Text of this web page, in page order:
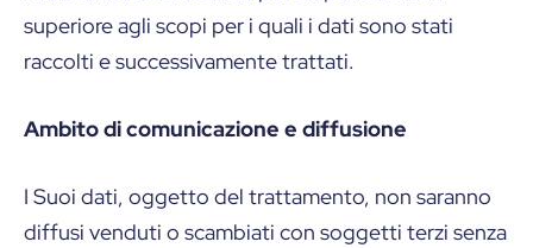
superiore agli scopi per i quali i dati sono stati
raccolti e successivamente trattati.
Ambito di comunicazione e diffusione
I Suoi dati, oggetto del trattamento, non saranno
diffusi venduti o scambiati con soggetti terzi senza